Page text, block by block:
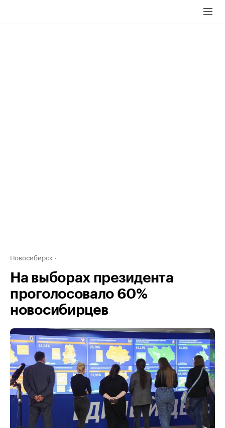
Новосибирск
На выборах президента
проголосовало 60%
новосибирцев